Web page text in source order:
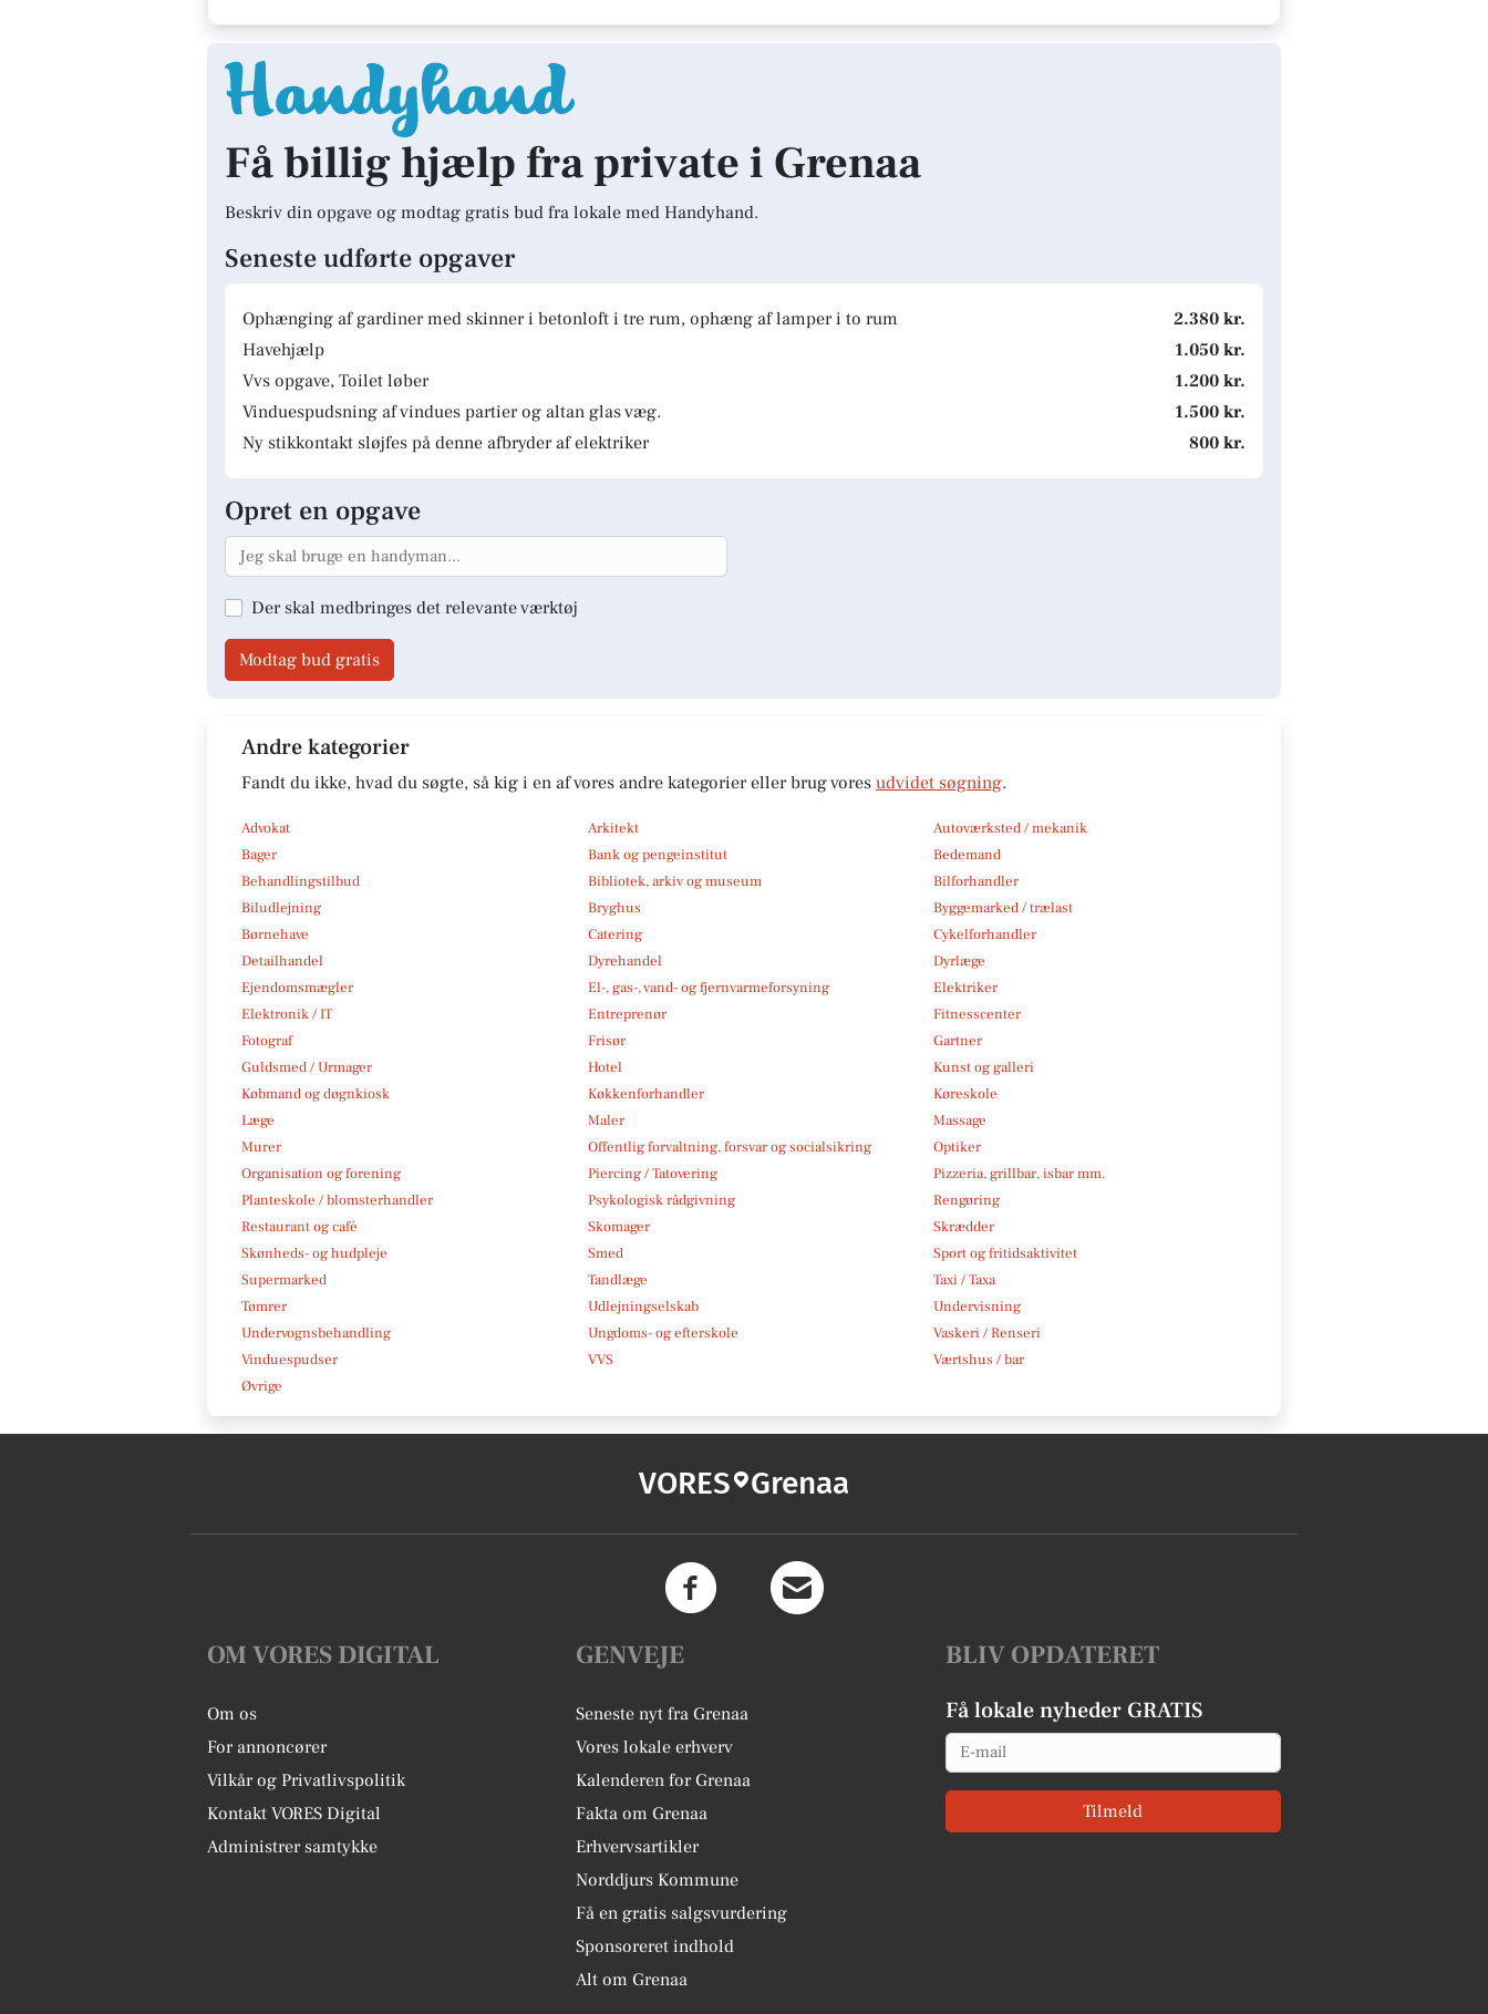
Få billig hjælp fra private i Grenaa
Beskriv din opgave og modtag gratis bud fra lokale med Handyhand.
Seneste udførte opgaver
Ophænging af gardiner med skinner i betonloft i tre rum, ophæng af lamper i to rum
2.380 kr.
Havehjælp
1.050 kr.
Vvs opgave, Toilet løber
1.200 kr.
Vinduespudsning af vindues partier og altan glas væg.
1.500 kr.
Ny stikkontakt sløjfes på denne afbryder af elektriker
800 kr.
Opret en opgave
Der skal medbringes det relevante værktøj
Modtag bud gratis
Andre kategorier
Fandt du ikke, hvad du søgte, så kig i en af vores andre kategorier eller brug vores udvidet søgning.
Advokat Arkitekt
Autoværksted / mekanik
Bager
Bank og pengeinstitut
Bedemand
Behandlingstilbud
Bibliotek, arkiv og museum
Bilforhandler
Biludlejning
Bryghus
Byggemarked / trælast
Børnehave
Catering
Cykelforhandler
Detailhandel
Dyrehandel
Dyrlæge
Ejendomsmægler
El-, gas-, vand- og fjernvarmeforsyning
Elektriker
Elektronik / IT
Entreprenør
Fitnesscenter
Fotograf
Frisør
Gartner
Guldsmed / Urmager
Hotel
Kunst og galleri
Købmand og døgnkiosk
Køkkenforhandler
Køreskole
Læge
Maler
Massage
Murer
Offentlig forvaltning, forsvar og socialsikring
Optiker
Organisation og forening
Piercing / Tatovering
Pizzeria, grillbar, isbar mm.
Planteskole / blomsterhandler
Psykologisk rådgivning
Rengøring
Restaurant og café
Skomager
Skrædder
Skønheds- og hudpleje
Smed
Sport og fritidsaktivitet
Supermarked
Tandlæge
Taxi / Taxa
Tømrer
Udlejningselskab
Undervisning
Undervognsbehandling
Ungdoms- og efterskole
Vaskeri / Renseri
Vinduespudser
VVS
Værtshus / bar
Øvrige
VORES Grenaa
OM VORES DIGITAL
Om os
For annoncører
Vilkår og Privatlivspolitik
Kontakt VORES Digital
Administrer samtykke
GENVEJE
Seneste nyt fra Grenaa
Vores lokale erhverv
Kalenderen for Grenaa
Fakta om Grenaa
Erhvervsartikler
Norddjurs Kommune
Få en gratis salgsvurdering
Sponsoreret indhold
Alt om Grenaa
BLIV OPDATERET
Få lokale nyheder GRATIS
Email
Tilmeld